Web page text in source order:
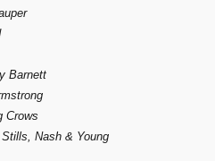
Barnett
Crows
Nash & Young